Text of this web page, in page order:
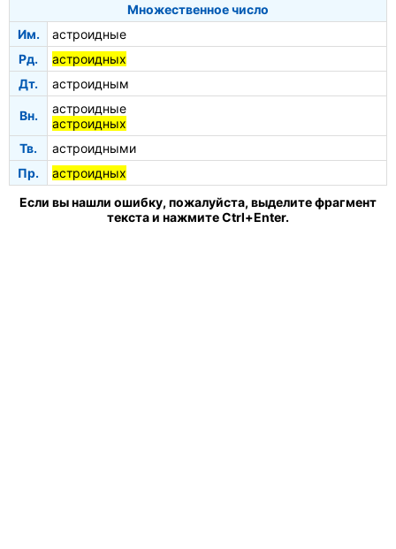
Множественное число
Им.
астроидные
Рд.
астроидных
Дт.
астроидным
Вн.
астроидные
астроидных
Тв.
астроидными
Пр.
астроидных
Если вы нашли ошибку, пожалуйста, выделите фрагмент
текста и нажмите Ctrl+Enter.